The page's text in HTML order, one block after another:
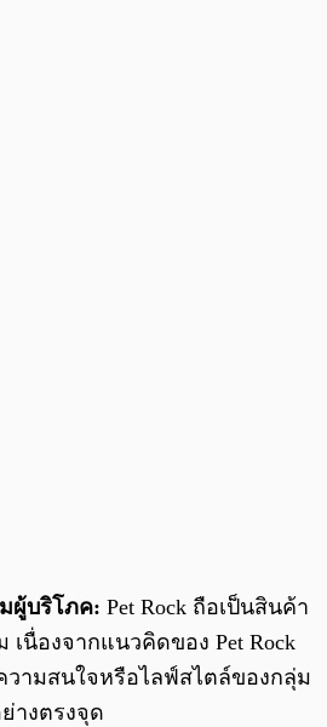
ผู้บริโภค: Pet Rock ถือเป็นสินค้า
เนื่องจากแนวคิดของ Pet Rock
ามสนใจหรือไลฟ์สไตล์ของกลุ่ม
างตรงจุด